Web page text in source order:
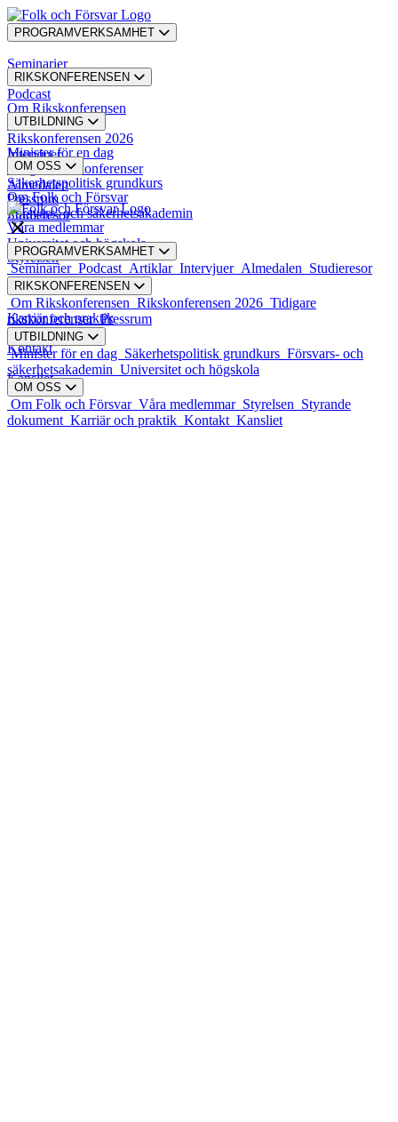
PROGRAMVERKSAMHET
Seminarier
Podcast
Artiklar
Intervjuer
Almedalen
Studieresor
RIKSKONFERENSEN
Om Rikskonferensen
Rikskonferensen 2026
Tidigare rikskonferenser
Pressrum
UTBILDNING
Minister för en dag
Säkerhetspolitisk grundkurs
Försvars- och säkerhetsakademin
Universitet och högskola
OM OSS
Om Folk och Försvar
Våra medlemmar
Styrelsen
Styrande dokument
Karriär och praktik
Kontakt
Kansliet
PROGRAMVERKSAMHET
Seminarier Podcast Artiklar Intervjuer Almedalen Studieresor
RIKSKONFERENSEN
Om Rikskonferensen Rikskonferensen 2026 Tidigare
rikskonferenserPressrum
UTBILDNING
Minister för en dag Säkerhetspolitisk grundkurs Försvars- och
säkerhetsakademin Universitet och högskola
OM OSS
Om Folk och Försvar Våra medlemmar Styrelsen Styrande
dokument Karriär och praktik Kontakt Kansliet